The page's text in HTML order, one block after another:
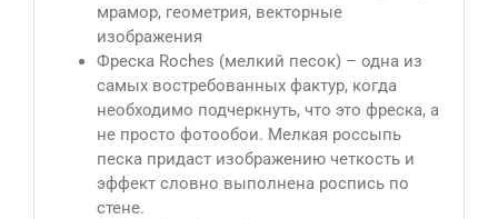
мрамор, геометрия, векторные
изображения
Фреска Roches (мелкий песок) – одна из
самых востребованных фактур, когда
необходимо подчеркнуть, что это фреска, а
не просто фотообои. Мелкая россыпь
песка придаст изображению четкость и
эффект словно выполнена роспись по
стене.